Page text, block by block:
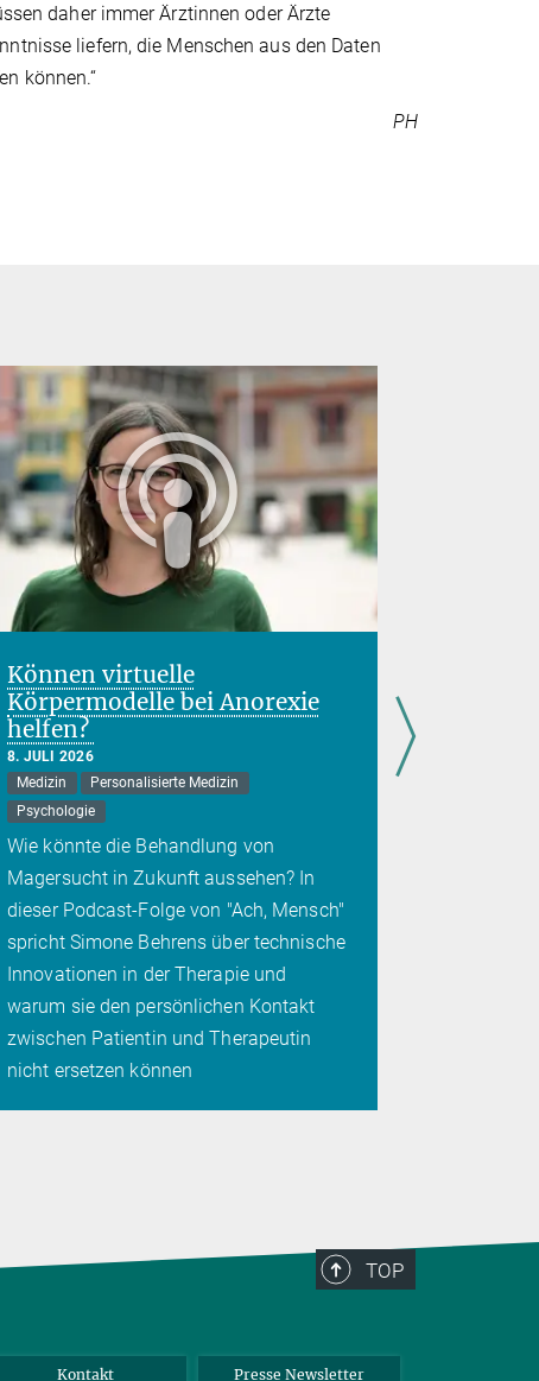
daher immer Ärztinnen oder Ärzte
liefern, die Menschen aus den Daten
können.“
PH
Können virtuelle
Körpermodelle bei Anorexie
helfen?
8. JULI 2026
Medizin
Personalisierte Medizin
Psychologie
Wie könnte die Behandlung von
Magersucht in Zukunft aussehen? In
dieser Podcast-Folge von "Ach, Mensch"
spricht Simone Behrens über technische
Innovationen in der Therapie und
warum sie den persönlichen Kontakt
zwischen Patientin und Therapeutin
nicht ersetzen können
TOP
Kontakt Presse Newsletter